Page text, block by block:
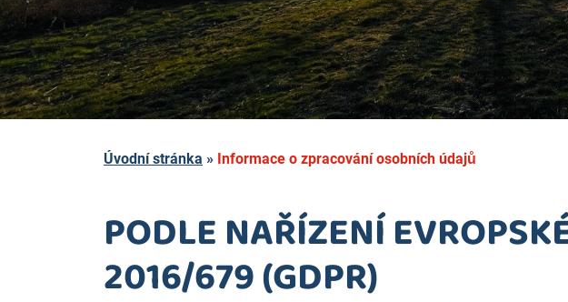
Úvodní stránka » Informace o zpracování osobních údajů
PODLE NAŘÍZENÍ
2016/679 (GDPR)